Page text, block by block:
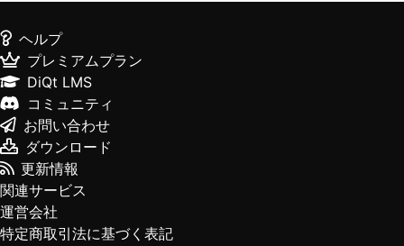
ヘルプ
プレミアムプラン
DiQt LMS
コミュニティ
お問い合わせ
ダウンロード
更新情報
関連サービス
運営会社
特定商取引法に基づく表記